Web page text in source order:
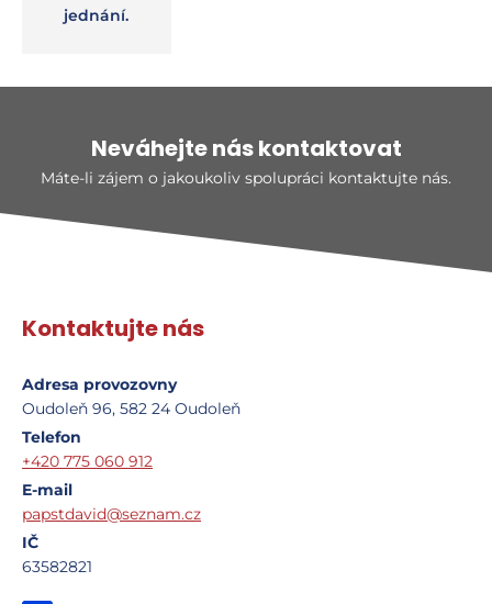
jednání.
Neváhejte nás kontaktovat
Máte-li zájem o jakoukoliv spolupráci kontaktujte nás.
Kontaktujte nás
Adresa provozovny
Oudoleň 96, 582 24 Oudoleň
Telefon
+420 775 060 912
E-mail
papstdavid@seznam.cz
IČ
63582821